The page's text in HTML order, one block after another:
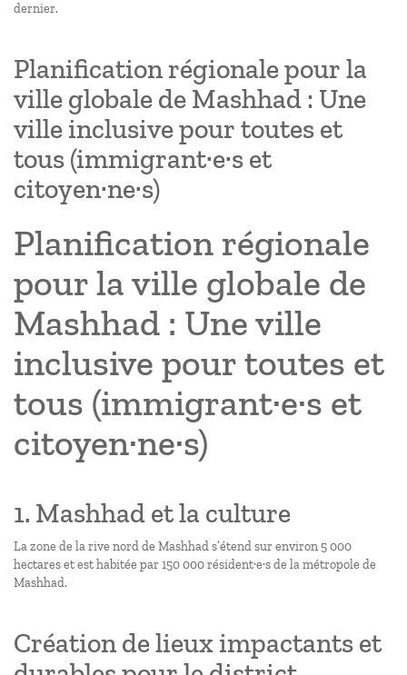
dernier.
Planification régionale pour la
ville globale de Mashhad : Une
ville inclusive pour toutes et
tous (immigrant·e·s et
citoyen·ne·s)
Planification régionale
pour la ville globale de
Mashhad : Une ville
inclusive pour toutes et
tous (immigrant·e·s et
citoyen·ne·s)
1. Mashhad et la culture
La zone de la rive nord de Mashhad s’étend sur environ 5 000
hectares et est habitée par 150 000 résident·e·s de la métropole de
Mashhad.
Création de lieux impactants et